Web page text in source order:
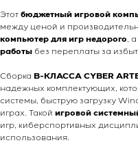
Этот бюджетный игровой
между ценой и
компьютер для игр недорого,
работы без переплаты за
Сборка B-КЛАССА CYBER
надежных комплектующих,
системы, быструю загрузку
играх. Такой игровой
игр, киберспортивных
использования.